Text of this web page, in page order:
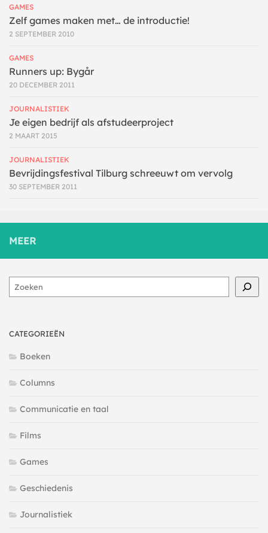
GAMES
Zelf games maken met… de introductie!
2 SEPTEMBER 2010
GAMES
Runners up: Bygår
20 DECEMBER 2011
JOURNALISTIEK
Je eigen bedrijf als afstudeerproject
2 MAART 2015
JOURNALISTIEK
Bevrijdingsfestival Tilburg schreeuwt om vervolg
30 SEPTEMBER 2011
MEER
Zoeken
CATEGORIEËN
Boeken
Columns
Communicatie en taal
Films
Games
Geschiedenis
Journalistiek